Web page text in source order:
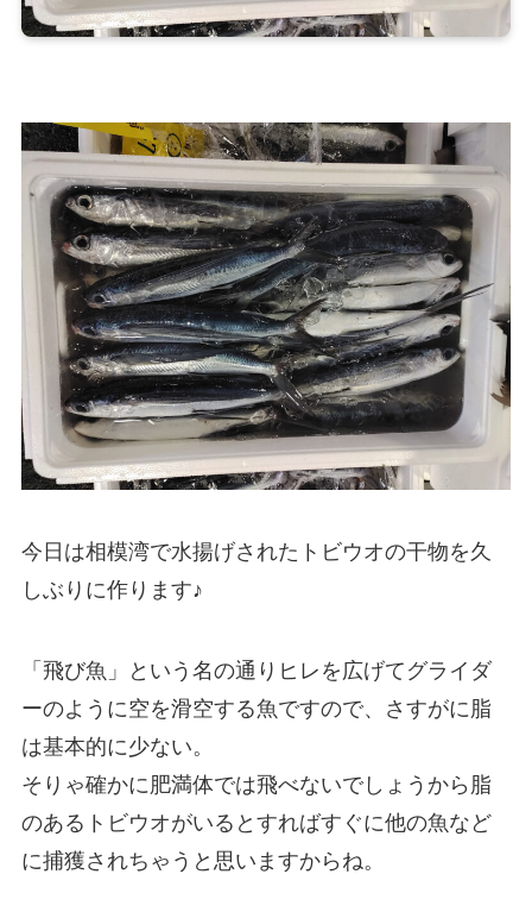
今日は相模湾で水揚げされたトビウオの干物を久
しぶりに作ります♪
「飛び魚」という名の通りヒレを広げてグライダ
ーのように空を滑空する魚ですので、さすがに脂
は基本的に少ない。
そりゃ確かに肥満体では飛べないでしょうから脂
のあるトビウオがいるとすればすぐに他の魚など
に捕獲されちゃうと思いますからね。